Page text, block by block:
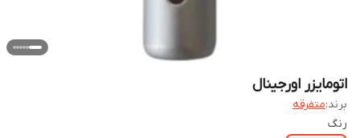
اتومایزر اورجینال
برند:متفرقه
رنگ